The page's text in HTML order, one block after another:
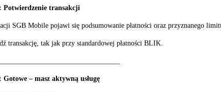
Potwierdzenie transakcji
SGB Mobile pojawi się podsumowanie płatności oraz przyznanego
transakcję, tak jak przy standardowej płatności BLIK.
– masz aktywną usługę